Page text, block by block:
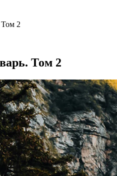
Том 2
Том 2